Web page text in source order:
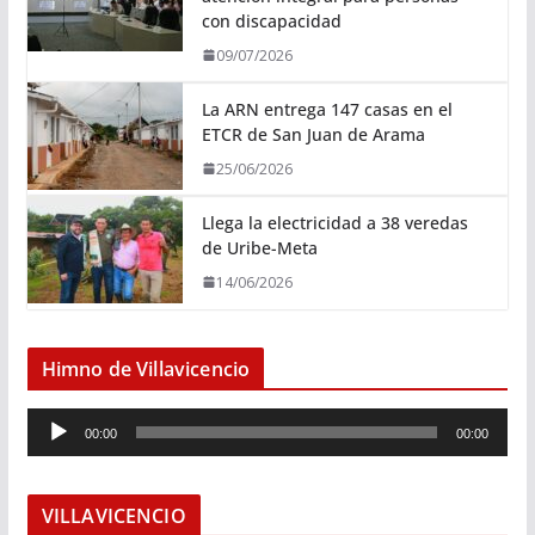
con discapacidad
09/07/2026
La ARN entrega 147 casas en el
ETCR de San Juan de Arama
25/06/2026
Llega la electricidad a 38 veredas
de Uribe-Meta
14/06/2026
Himno de Villavicencio
e
00:00 00:00
VILLAVICENCIO